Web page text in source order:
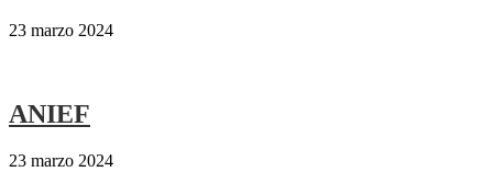
23 marzo 2024
ANIEF
23 marzo 2024